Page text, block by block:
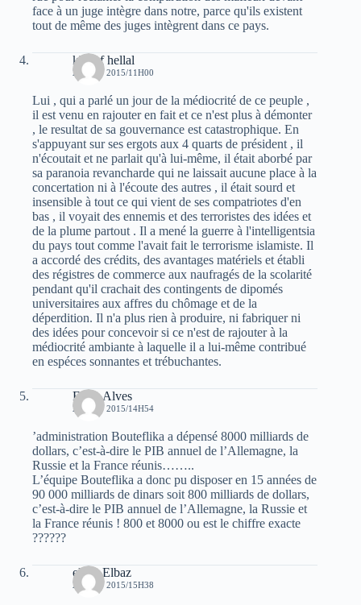
face à un juge intègre dans notre, parce qu'ils existent
tout de même des juges intègrent dans ce pays.
khelaf hellal
2 AOÛT 2015/11H00
Lui , qui a parlé un jour de la médiocrité de ce peuple ,
il est venu en rajouter en fait et ce n'est plus à démonter
, le resultat de sa gouvernance est catastrophique. En
s'appuyant sur ses ergots aux 4 quarts de président , il
n'écoutait et ne parlait qu'à lui-même, il était aborbé par
sa paranoia revancharde qui ne laissait aucune place à la
concertation ni à l'écoute des autres , il était sourd et
insensible à tout ce qui vient de ses compatriotes d'en
bas , il voyait des ennemis et des terroristes des idées et
de la plume partout . Il a mené la guerre à l'intelligentsia
du pays tout comme l'avait fait le terrorisme islamiste. Il
a accordé des crédits, des avantages matériels et établi
des régistres de commerce aux naufragés de la scolarité
pendant qu'il crachait des contingents de dipomés
universitaires aux affres du chômage et de la
déperdition. Il n'a plus rien à produire, ni fabriquer ni
des idées pour concevoir si ce n'est de rajouter à la
médiocrité ambiante à laquelle il a lui-même contribué
en espéces sonnantes et trébuchantes.
Fares Alves
2 AOÛT 2015/14H54
’administration Bouteflika a dépensé 8000 milliards de
dollars, c’est-à-dire le PIB annuel de l’Allemagne, la
Russie et la France réunis……..
L’équipe Bouteflika a donc pu disposer en 15 années de
90 000 milliards de dinars soit 800 milliards de dollars,
c’est-à-dire le PIB annuel de l’Allemagne, la Russie et
la France réunis ! 800 et 8000 ou est le chiffre exacte
??????
elvez Elbaz
2 AOÛT 2015/15H38